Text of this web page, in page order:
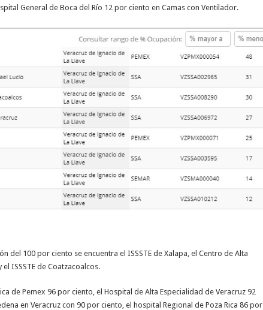
General de Boca del Río 12 por ciento en Camas con Ventilador.
del 100 por ciento se encuentra el ISSSTE de Xalapa, el Centro de Alta
ISSSTE de Coatzacoalcos.
de Pemex 96 por ciento, el Hospital de Alta Especialidad de Veracruz 92
en Veracruz con 90 por ciento, el hospital Regional de Poza Rica 86 por